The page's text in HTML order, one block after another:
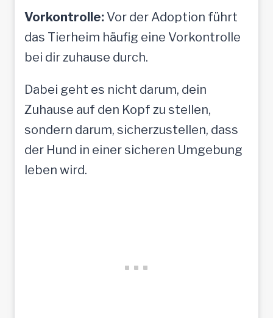
Vorkontrolle: Vor der Adoption führt
das Tierheim häufig eine Vorkontrolle
bei dir zuhause durch.
Dabei geht es nicht darum, dein
Zuhause auf den Kopf zu stellen,
sondern darum, sicherzustellen, dass
der Hund in einer sicheren Umgebung
leben wird.